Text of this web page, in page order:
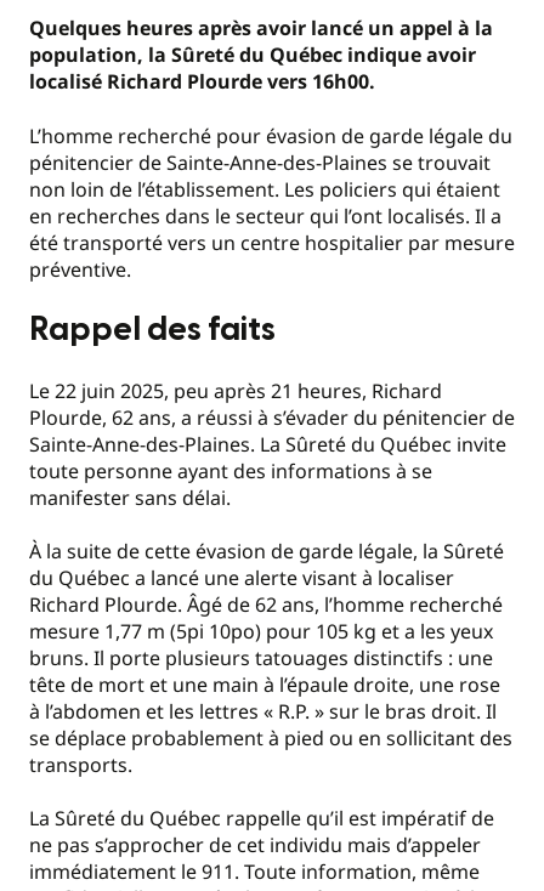
Quelques heures après avoir lancé un appel à la
population, la Sûreté du Québec indique avoir
localisé Richard Plourde vers 16h00.
L’homme recherché pour évasion de garde légale du
pénitencier de Sainte-Anne-des-Plaines se trouvait
non loin de l’établissement. Les policiers qui étaient
en recherches dans le secteur qui l’ont localisés. Il a
été transporté vers un centre hospitalier par mesure
préventive.
Rappel des faits
Le 22 juin 2025, peu après 21 heures, Richard
Plourde, 62 ans, a réussi à s’évader du pénitencier de
Sainte-Anne-des-Plaines. La Sûreté du Québec invite
toute personne ayant des informations à se
manifester sans délai.
À la suite de cette évasion de garde légale, la Sûreté
du Québec a lancé une alerte visant à localiser
Richard Plourde. Âgé de 62 ans, l’homme recherché
mesure 1,77 m (5pi 10po) pour 105 kg et a les yeux
bruns. Il porte plusieurs tatouages distinctifs : une
tête de mort et une main à l’épaule droite, une rose
à l’abdomen et les lettres « R.P. » sur le bras droit. Il
se déplace probablement à pied ou en sollicitant des
transports.
La Sûreté du Québec rappelle qu’il est impératif de
ne pas s’approcher de cet individu mais d’appeler
immédiatement le 911. Toute information, même